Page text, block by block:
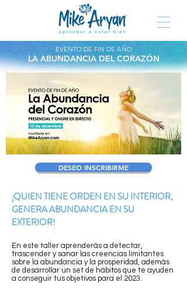
EVENTO DE FIN DE AÑO
LA ABUNDANCIA DEL CORAZÓN
DESEO INSCRIBIRME
¡QUIEN TIENE ORDEN EN SU INTERIOR,
GENERA ABUNDANCIA EN SU
EXTERIOR!
En este taller aprenderás a detectar,
trascender y sanar las creencias limitantes
sobre la abundancia y la prosperidad, además
de desarrollar un set de hábitos que te ayuden
a conseguir tus objetivos para el 2023.